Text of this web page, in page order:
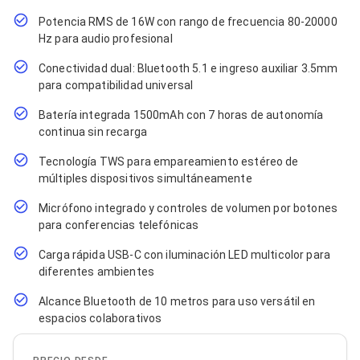
Cables Coaxiales
Accesorios para Cables
Jacks de Red
Conectores
Tapas y Cajas
Pinzas Ponchadoras
Probadores de Cable
Protectores para Cables
Cables para Impresoras
Cableado Estructurado
Sujetadores de Cables
Cinchos
Adaptadores
Adaptadores PC
Adaptadores PC USB
Adaptadores PC Serial
Adaptadores PC SATA
Adaptadores PC IDE
Adaptadores PC Teclado
Potencia RMS de 16W con rango de frecuencia 80-20000
Hz para audio profesional
Conectividad dual: Bluetooth 5.1 e ingreso auxiliar 3.5mm
para compatibilidad universal
Batería integrada 1500mAh con 7 horas de autonomía
continua sin recarga
Tecnología TWS para empareamiento estéreo de
múltiples dispositivos simultáneamente
Micrófono integrado y controles de volumen por botones
para conferencias telefónicas
Carga rápida USB-C con iluminación LED multicolor para
diferentes ambientes
Alcance Bluetooth de 10 metros para uso versátil en
espacios colaborativos